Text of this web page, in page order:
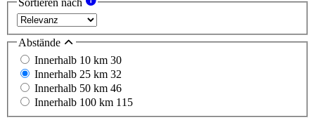
Sortieren nach
Abstände
Innerhalb 10 km 30
Innerhalb 25 km 32
Innerhalb 50 km 46
Innerhalb 100 km 115